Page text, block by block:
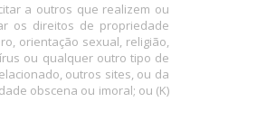
a outros que realizem ou
os direitos de propriedade
orientação sexual, religião,
ou qualquer outro tipo de
outros sites, ou da
obscena ou imoral; ou (K)